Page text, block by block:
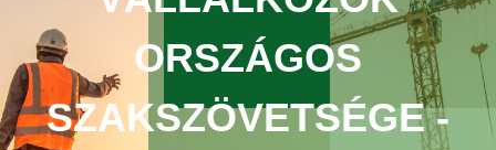
ORSZÁGOS
SZAKSZÖVETSÉGE -